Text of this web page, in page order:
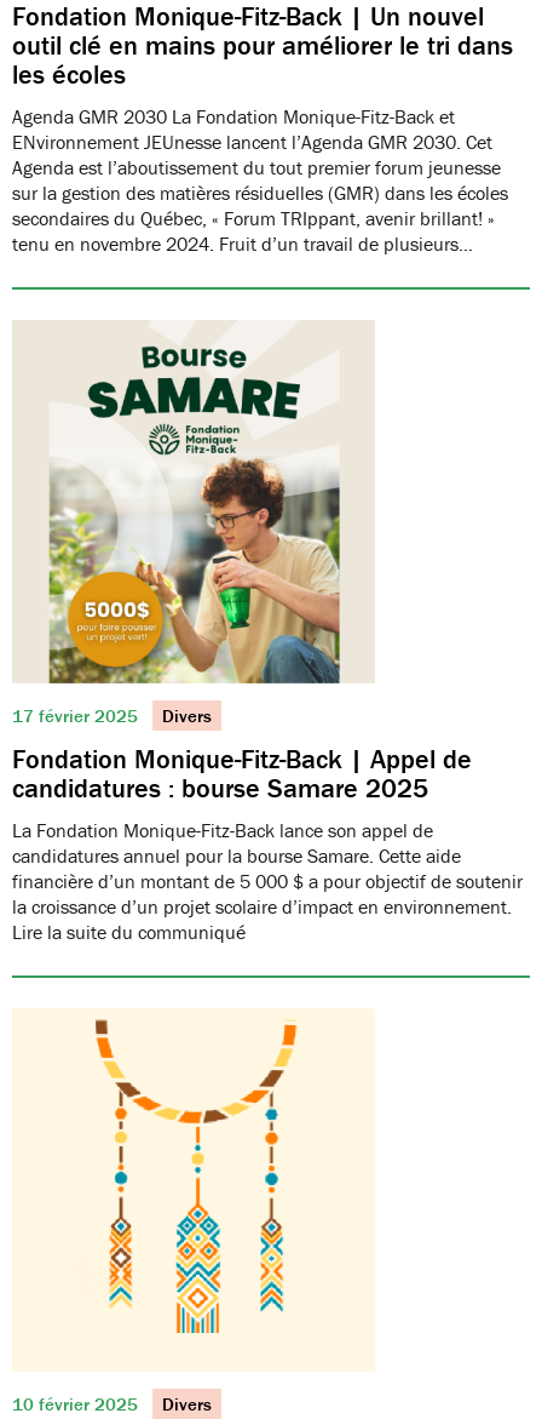
Fondation Monique-Fitz-Back | Un nouvel
outil clé en mains pour améliorer le tri dans
les écoles
Agenda GMR 2030 La Fondation Monique-Fitz-Back et
ENvironnement JEUnesse lancent l’Agenda GMR 2030. Cet
Agenda est l’aboutissement du tout premier forum jeunesse
sur la gestion des matières résiduelles (GMR) dans les écoles
secondaires du Québec, « Forum TRIppant, avenir brillant! »
tenu en novembre 2024. Fruit d’un travail de plusieurs…
17 février 2025 Divers
Fondation Monique-Fitz-Back | Appel de
candidatures : bourse Samare 2025
La Fondation Monique-Fitz-Back lance son appel de
candidatures annuel pour la bourse Samare. Cette aide
financière d’un montant de 5 000 $ a pour objectif de soutenir
la croissance d’un projet scolaire d’impact en environnement.
Lire la suite du communiqué
10 février 2025 Divers